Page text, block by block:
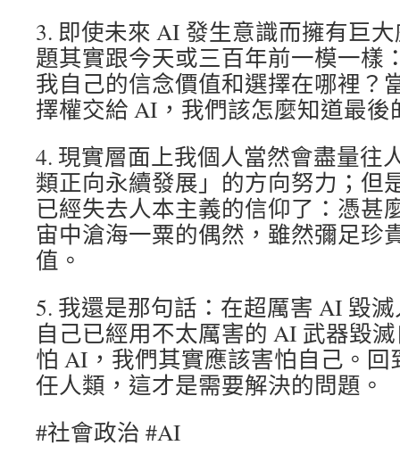
3. 即使未來 AI 發生意識而擁有巨
題其實跟今天或三百年前一模一樣
我自己的信念價值和選擇在哪裡？
擇權交給 AI，我們該怎麼知道最後
4. 現實層面上我個人當然會盡量往
類正向永續發展」的方向努力；但
已經失去人本主義的信仰了：憑甚
宙中滄海一粟的偶然，雖然彌足珍
值。
5. 我還是那句話：在超厲害 AI 毀
自己已經用不太厲害的 AI 武器毀
怕 AI，我們其實應該害怕自己。
任人類，這才是需要解決的問題。
#社會政治 #AI